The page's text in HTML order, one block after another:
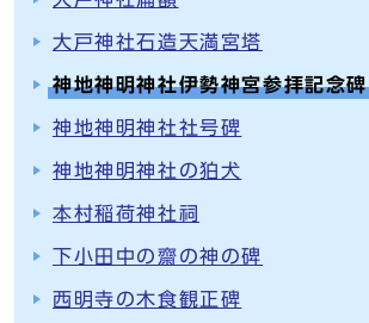
大戸神社石造天満宮塔
神地神明神社伊勢神宮参拝記念碑
神地神明神社社号碑
神地神明神社の狛犬
本村稲荷神社祠
下小田中の齋の神の碑
西明寺の木食観正碑